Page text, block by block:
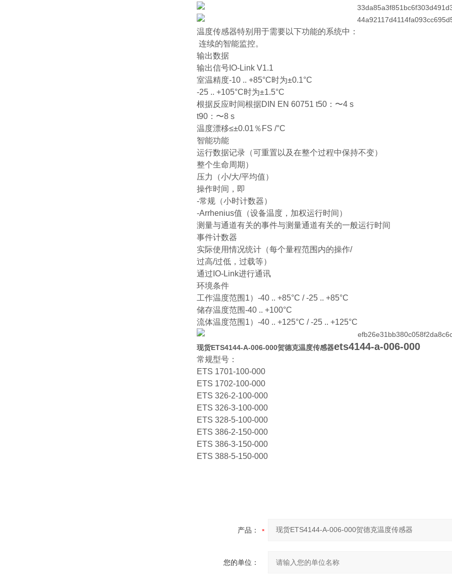
温度传感器特别用于需要以下功能的系统中：
连续的智能监控。
输出数据
输出信号IO-Link V1.1
室温精度-10 .. +85°C时为±0.1°C
-25 .. +105°C时为±1.5°C
根据反应时间根据DIN EN 60751 t50：〜4 s
t90：〜8 s
温度漂移≤±0.01％FS /°C
智能功能
运行数据记录（可重置以及在整个过程中保持不变）
整个生命周期）
压力（小/大/平均值）
操作时间，即
-常规（小时计数器）
-Arrhenius值（设备温度，加权运行时间）
测量与通道有关的事件与测量通道有关的一般运行时间
事件计数器
实际使用情况统计（每个量程范围内的操作/
过高/过低，过载等）
通过IO-Link进行通讯
环境条件
工作温度范围1）-40 .. +85°C / -25 .. +85°C
储存温度范围-40 .. +100°C
流体温度范围1）-40 .. +125°C / -25 .. +125°C
现货ETS4144-A-006-000贺德克温度传感器ets4144-a-006-000
常规型号：
ETS 1701-100-000
ETS 1702-100-000
ETS 326-2-100-000
ETS 326-3-100-000
ETS 328-5-100-000
ETS 386-2-150-000
ETS 386-3-150-000
ETS 388-5-150-000
产品：
您的单位：